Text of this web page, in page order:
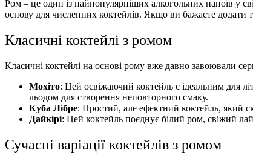
Ром – це один із найпопулярніших алкогольних напоїв у
основу для численних коктейлів. Якщо ви бажаєте додати
Класичні коктейлі з ромом
Класичні коктейлі на основі рому вже давно завоювали
Мохіто: Цей освіжаючий коктейль є ідеальним для
льодом для створення неповторного смаку.
Куба Лібре: Простий, але ефектний коктейль, який
Дайкірі: Цей коктейль поєднує білий ром, свіжий
Сучасні варіації коктейлів з ромом